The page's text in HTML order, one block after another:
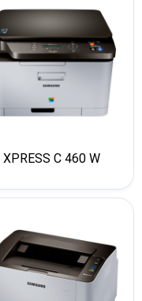
XPRESS C 460 W